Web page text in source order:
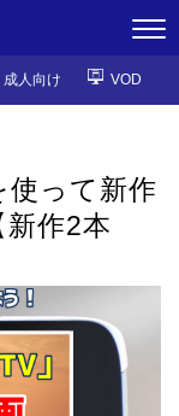
成人向け VOD
使って新作
作2本